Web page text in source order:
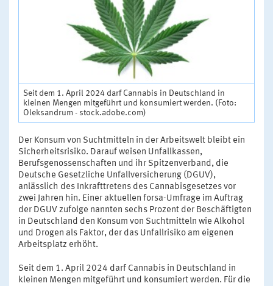
Seit dem 1. April 2024 darf Cannabis in Deutschland in
kleinen Mengen mitgeführt und konsumiert werden. (Foto:
Oleksandrum - stock.adobe.com)
Der Konsum von Suchtmitteln in der Arbeitswelt bleibt ein
Sicherheitsrisiko. Darauf weisen Unfallkassen,
Berufsgenossenschaften und ihr Spitzenverband, die
Deutsche Gesetzliche Unfallversicherung (DGUV),
anlässlich des Inkrafttretens des Cannabisgesetzes vor
zwei Jahren hin. Einer aktuellen forsa-Umfrage im Auftrag
der DGUV zufolge nannten sechs Prozent der Beschäftigten
in Deutschland den Konsum von Suchtmitteln wie Alkohol
und Drogen als Faktor, der das Unfallrisiko am eigenen
Arbeitsplatz erhöht.
Seit dem 1. April 2024 darf Cannabis in Deutschland in
kleinen Mengen mitgeführt und konsumiert werden. Für die